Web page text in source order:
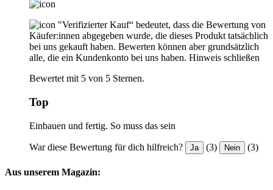
"Verifizierter Kauf“ bedeutet, dass die Bewertung von
Käufer:innen abgegeben wurde, die dieses Produkt tatsächlich
bei uns gekauft haben. Bewerten können aber grundsätzlich
alle, die ein Kundenkonto bei uns haben. Hinweis schließen
Bewertet mit 5 von 5 Sternen.
Top
Einbauen und fertig. So muss das sein
War diese Bewertung für dich hilfreich? Ja (3) Nein (3)
Aus unserem Magazin: